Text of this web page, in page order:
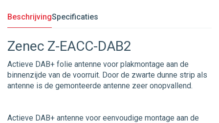
BeschrijvingSpecificaties
Zenec Z-EACC-DAB2
Actieve DAB+ folie antenne voor plakmontage aan de
binnenzijde van de voorruit. Door de zwarte dunne strip als
antenne is de gemonteerde antenne zeer onopvallend.
Actieve DAB+ antenne voor eenvoudige montage aan de